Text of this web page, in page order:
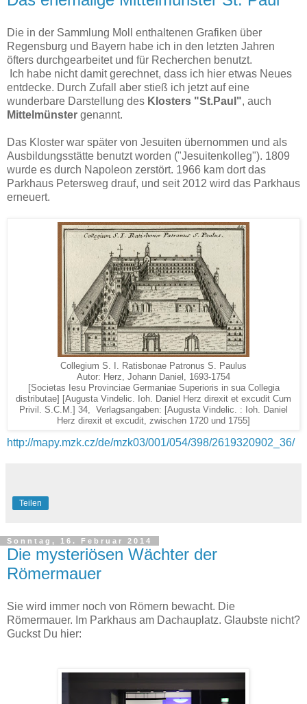
Die in der Sammlung Moll enthaltenen Grafiken über
Regensburg und Bayern habe ich in den letzten Jahren
öfters durchgearbeitet und für Recherchen benutzt.
Ich habe nicht damit gerechnet, dass ich hier etwas Neues
entdecke. Durch Zufall aber stieß ich jetzt auf eine
wunderbare Darstellung des Klosters "St.Paul", auch
Mittelmünster genannt.
Das Kloster war später von Jesuiten übernommen und als
Ausbildungsstätte benutzt worden ("Jesuitenkolleg"). 1809
wurde es durch Napoleon zerstört. 1966 kam dort das
Parkhaus Petersweg drauf, und seit 2012 wird das Parkhaus
erneuert.
Collegium S. I. Ratisbonae Patronus S. Paulus
Autor: Herz, Johann Daniel, 1693-1754
[Societas Iesu Provinciae Germaniae Superioris in sua Collegia
distributae] [Augusta Vindelic. Ioh. Daniel Herz direxit et excudit Cum
Privil. S.C.M.] 34, Verlagsangaben: [Augusta Vindelic. : Ioh. Daniel
Herz direxit et excudit, zwischen 1720 und 1755]
http://mapy.mzk.cz/de/mzk03/001/054/398/2619320902_36/
Teilen
Sonntag, 16. Februar 2014
Die mysteriösen Wächter der
Römermauer
Sie wird immer noch von Römern bewacht. Die
Römermauer. Im Parkhaus am Dachauplatz. Glaubste nicht?
Guckst Du hier: